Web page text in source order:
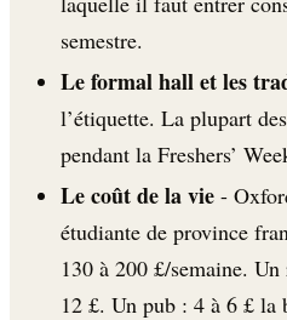
semestre.
Le formal hall et les
l’étiquette. La plupart
pendant la Freshers’
Le coût de la vie-
étudiante de province
130 à 200 £/semaine.
12 £. Un pub : 4 à 6 £ la